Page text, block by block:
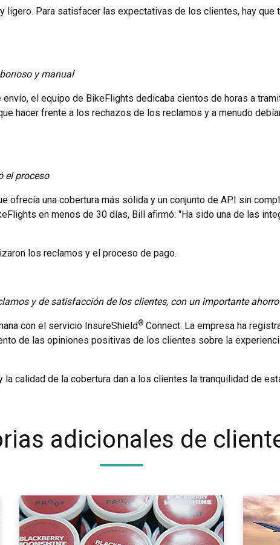
ligero. Para satisfacer las expectativas de los clientes, hay
y manual
el equipo de BikeFlights dedicaba cientos de horas a
hacer frente a los rechazos de los reclamos y a menudo
el proceso
ofrecía una cobertura más sólida y un conjunto de API sin
en menos de 30 días, Bill afirmó: "Ha sido una de las
los reclamos y el proceso de pago.
y de satisfacción de los clientes, con un importante
con el servicio InsureShield ® Connect. La empresa ha
de las opiniones positivas de los clientes sobre la
la calidad de la cobertura dan a los clientes la tranquilidad de
adicionales de